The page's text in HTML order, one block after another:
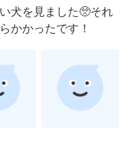
文
犬を見ました🥺それ
かかったです！